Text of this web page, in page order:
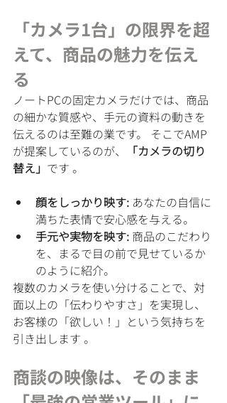
「カメラ1台」の限界を超
えて、商品の魅力を伝え
る
ノートPCの固定カメラだけでは、商品
の細かな質感や、手元の資料の動きを
伝えるのは至難の業です。 そこでAMP
が提案しているのが、
「カメラの切り
替え」 です 。
顔をしっかり映す: あなたの自信に
満ちた表情で安心感を与える。
手元や実物を映す: 商品のこだわり
を、まるで目の前で見せているか
のように紹介。
複数のカメラを使い分けることで、対
面以上の「伝わりやすさ」を実現し、
お客様の「欲しい！」という気持ちを
引き出します 。
商談の映像は、そのまま